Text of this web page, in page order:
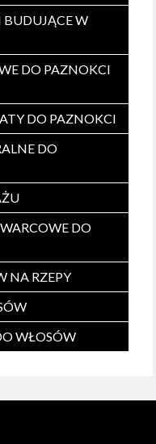
BUDUJĄCE W
DO PAZNOKCI
DO PAZNOKCI
DO
DO
NA RZEPY
WŁOSÓW